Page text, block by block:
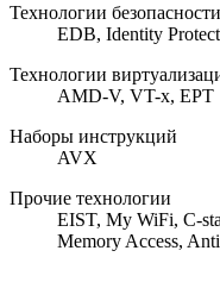
Технологии безопасности
EDB, Identity
Технологии
AMD-V, VT-x, EPT
Наборы инструкций
AVX
Прочие технологии
EIST, My WiFi, C-
Memory Access,